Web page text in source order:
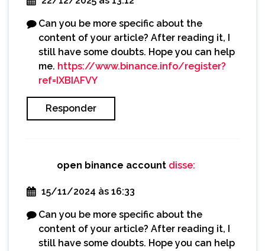
Can you be more specific about the
content of your article? After reading it, I
still have some doubts. Hope you can help
me. https://www.binance.info/register?
ref=IXBIAFVY
Responder
open binance account disse:
15/11/2024 às 16:33
Can you be more specific about the
content of your article? After reading it, I
still have some doubts. Hope you can help